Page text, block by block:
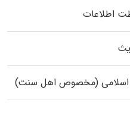
اطلاعات
اسلامی (مخصوص اهل سنت)